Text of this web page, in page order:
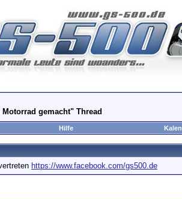
gemacht" Thread
Hilfe
https://www.facebook.com/gs500.de